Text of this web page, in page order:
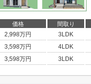
価格 間取り
2,998万円 3LDK
3,598万円 4LDK
3,598万円 3LDK